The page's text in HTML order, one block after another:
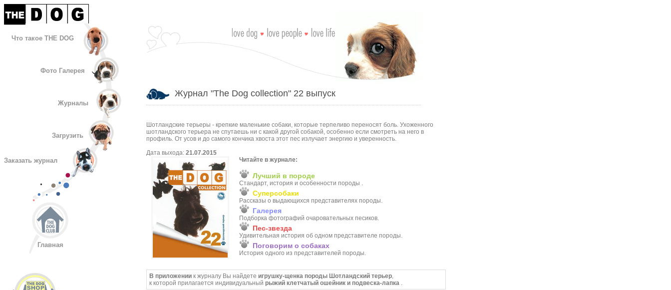
Что такое THE DOG
Фото Галерея
Журналы
Загрузить
Заказать журнал
Главная
Журнал "The Dog collection" 22 выпуск
Шотландские терьеры - крепкие маленькие собаки, которые терпеливо переносят боль. Ухоженного
шотландского терьера не спутаешь ни с какой другой собакой, особенно если смотреть на него в
профиль. От усов и до самого кончика хвоста этот пес излучает энергию и уверенность.
Дата выхода: 21.07.2015
Читайте в журнале:
Лучший в породе
Стандарт, история и особенности породы .
Суперсобаки
Рассказы о выдающихся представителях породы.
Галерея
Подборка фотографий очаровательных песиков.
Пес-звезда
Удивительная история об одном представителе породы.
Поговорим о собаках
История одного из представителей породы.
В приложении к журналу Вы найдете игрушку-щенка породы Шотландский терьер,
к которой прилагается индивидуальный рыжий клетчатый ошейник и подвеска-лапка .